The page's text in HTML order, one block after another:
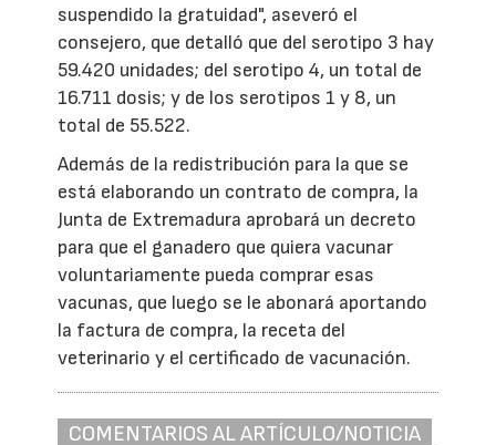
suspendido la gratuidad", aseveró el
consejero, que detalló que del serotipo 3 hay
59.420 unidades; del serotipo 4, un total de
16.711 dosis; y de los serotipos 1 y 8, un
total de 55.522.
Además de la redistribución para la que se
está elaborando un contrato de compra, la
Junta de Extremadura aprobará un decreto
para que el ganadero que quiera vacunar
voluntariamente pueda comprar esas
vacunas, que luego se le abonará aportando
la factura de compra, la receta del
veterinario y el certificado de vacunación.
COMENTARIOS AL ARTÍCULO/NOTICIA